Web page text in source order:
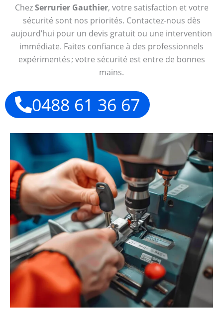
ChezSerrurier Gauthier, votre satisfaction et votre
sécurité sont nos priorités. Contactez-nous dès
aujourd’hui pour un devis gratuit ou une intervention
immédiate. Faites confiance à des professionnels
expérimentés ; votre sécurité est entre de bonnes
mains.
0488 61 36 67